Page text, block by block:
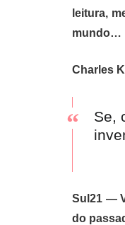
leitura,
mundo…
Charles
Se,
Sul21 —
do